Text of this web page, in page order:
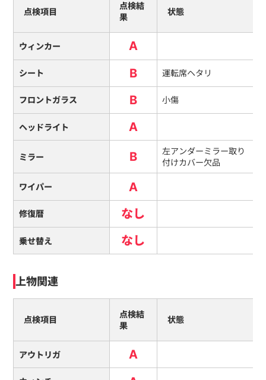
点検項目
点検結
果
状態
ウィンカー A
シート B 運転席ヘタリ
フロントガラス B 小傷
ヘッドライト A
ミラー B
左アンダーミラー取り
付けカバー欠品
ワイパー A
修復暦 なし
乗せ替え なし
上物関連
点検項目
点検結
果
状態
アウトリガ A